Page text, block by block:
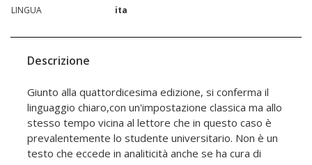
LINGUA
ita
Descrizione
Giunto alla quattordicesima edizione, si conferma il
linguaggio chiaro,con un'impostazione classica ma allo
stesso tempo vicina al lettore che in questo caso è
prevalentemente lo studente universitario. Non è un
testo che eccede in analiticità anche se ha cura di